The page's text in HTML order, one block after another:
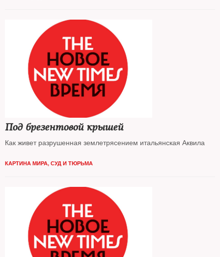
Под брезентовой крышей
Как живет разрушенная землетрясением итальянская Аквила
КАРТИНА МИРА, СУД И ТЮРЬМА